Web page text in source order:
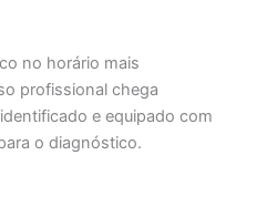
no horário mais
profissional chega
e equipado com
o diagnóstico.